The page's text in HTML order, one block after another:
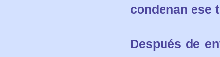
condenan ese
Después de